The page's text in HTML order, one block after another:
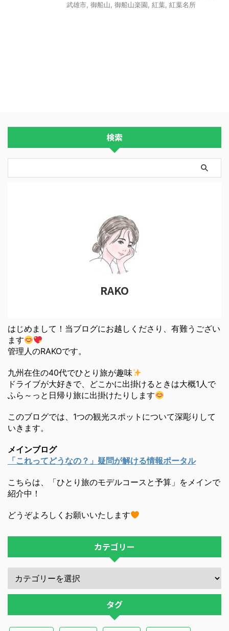
武雄市 御船山 御船山楽園 紅葉 紅葉名所
検索
RAKO
はじめまして！当ブログにお越しくださり、有難うござい
ます
管理人のRAKOです。
九州在住の40代でひとり旅が趣味
ドライブが大好きで、どこかに出掛けるときは大概1人で
ふら～っと日帰り旅に出掛けたりします
このブログでは、1つの観光スポットについて深彫りして
いきます。
メインブログ
「これってどうなの？」疑問が解ける情報ポータル
こちらは、「ひとり旅のモデルコースと予算」をメインで
紹介中！
どうぞよろしくお願いいたします
カテゴリー
タグ